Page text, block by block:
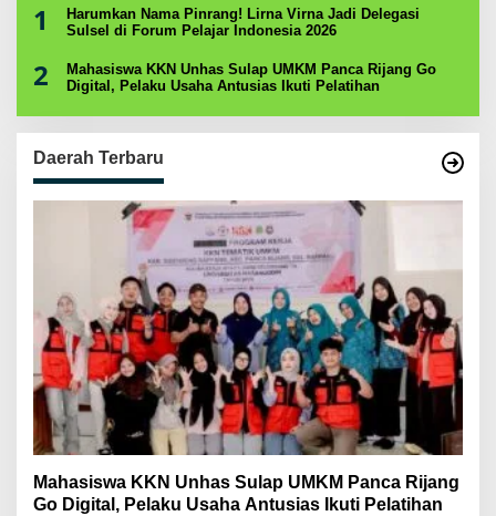
1
Harumkan Nama Pinrang! Lirna Virna Jadi Delegasi
Sulsel di Forum Pelajar Indonesia 2026
2
Mahasiswa KKN Unhas Sulap UMKM Panca Rijang Go
Digital, Pelaku Usaha Antusias Ikuti Pelatihan
Daerah Terbaru
Mahasiswa KKN Unhas Sulap UMKM Panca Rijang
Go Digital, Pelaku Usaha Antusias Ikuti Pelatihan